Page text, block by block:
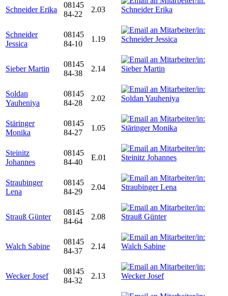
Schneider Erika
08145
84-22
2.03
Schneider
Jessica
08145
84-10
1.19
Sieber Martin
08145
84-38
2.14
Soldan
Yauheniya
08145
84-28
2.02
Stäringer
Monika
08145
84-27
1.05
Steinitz
Johannes
08145
84-40
E.01
Straubinger
Lena
08145
84-29
2.04
Strauß Günter
08145
84-64
2.08
Walch Sabine
08145
84-37
2.14
Wecker Josef
08145
84-32
2.13